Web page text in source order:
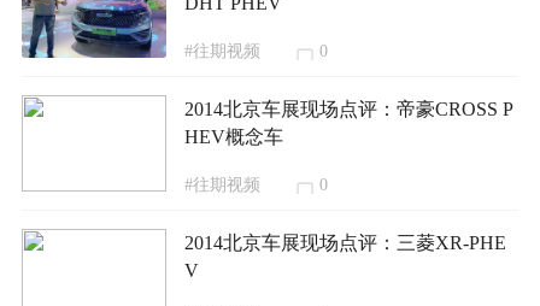
#往期视频 0
2014北京车展现场点评：帝豪CROSS P
HEV概念车
#往期视频 0
2014北京车展现场点评：三菱XR-PHE
V